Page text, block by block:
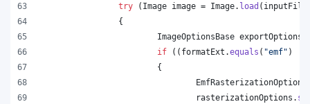
try ( Image image = Image. load ( inputFile
		{
ImageOptionsBase exportOptions
if (( formatExt .equals ( "emf" )
			{
EmfRasterizationOptions
rasterizationOptions .